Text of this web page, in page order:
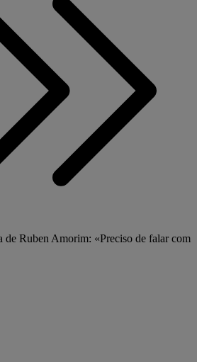
de Ruben Amorim: «Preciso de falar com